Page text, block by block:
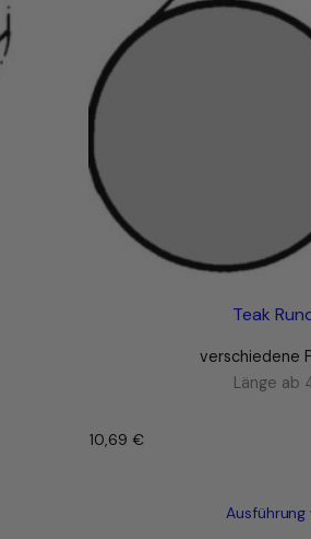
Teak
verschiedene
Länge ab
10,69 €
Ausführung